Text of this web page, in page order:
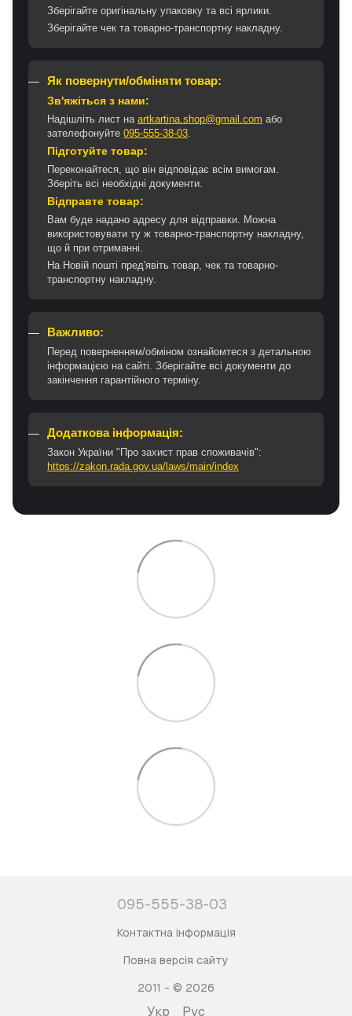
Зберігайте оригінальну упаковку та всі ярлики.
Зберігайте чек та товарно-транспортну накладну.
Як повернути/обміняти товар:
Зв'яжіться з нами:
Надішліть лист на artkartina.shop@gmail.com або
зателефонуйте 095-555-38-03
Підготуйте товар:
Переконайтеся, що він відповідає всім вимогам.
Зберіть всі необхідні документи.
Відправте товар:
Вам буде надано адресу для відправки. Можна
використовувати ту ж товарно-транспортну накладну,
що й при отриманні.
На Новій пошті пред'явіть товар, чек та товарно-
транспортну накладну.
Важливо:
Перед поверненням/обміном ознайомтеся з детальною
інформацією на сайті. Зберігайте всі документи до
закінчення гарантійного терміну.
Додаткова інформація:
Закон України "Про захист прав споживачів":
https://zakon.rada.gov.ua/laws/main/index
095-555-38-03
Контактна інформація
Повна версія сайту
2011 - © 2026
Укр Рус